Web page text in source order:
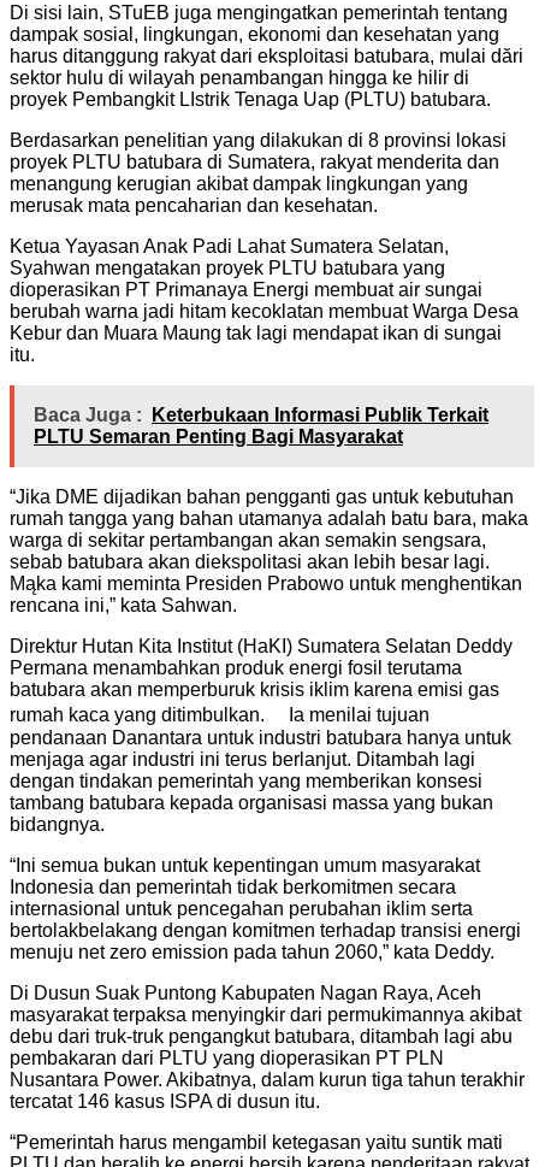
Di sisi lain, STuEB juga mengingatkan pemerintah tentang
dampak sosial, lingkungan, ekonomi dan kesehatan yang
harus ditanggung rakyat dari eksploitasi batubara, mulai dări
sektor hulu di wilayah penambangan hingga ke hilir di
proyek Pembangkit LIstrik Tenaga Uap (PLTU) batubara.
Berdasarkan penelitian yang dilakukan di 8 provinsi lokasi
proyek PLTU batubara di Sumatera, rakyat menderita dan
menangung kerugian akibat dampak lingkungan yang
merusak mata pencaharian dan kesehatan.
Ketua Yayasan Anak Padi Lahat Sumatera Selatan,
Syahwan mengatakan proyek PLTU batubara yang
dioperasikan PT Primanaya Energi membuat air sungai
berubah warna jadi hitam kecoklatan membuat Warga Desa
Kebur dan Muara Maung tak lagi mendapat ikan di sungai
itu.
Baca Juga :
Keterbukaan Informasi Publik Terkait
PLTU Semaran Penting Bagi Masyarakat
“Jika DME dijadikan bahan pengganti gas untuk kebutuhan
rumah tangga yang bahan utamanya adalah batu bara, maka
warga di sekitar pertambangan akan semakin sengsara,
sebab batubara akan diekspolitasi akan lebih besar lagi.
Mąka kami meminta Presiden Prabowo untuk menghentikan
rencana ini,” kata Sahwan.
Direktur Hutan Kita Institut (HaKI) Sumatera Selatan Deddy
Permana menambahkan produk energi fosil terutama
batubara akan memperburuk krisis iklim karena emisi gas
rumah kaca yang ditimbulkan. Ia menilai tujuan
pendanaan Danantara untuk industri batubara hanya untuk
menjaga agar industri ini terus berlanjut. Ditambah lagi
dengan tindakan pemerintah yang memberikan konsesi
tambang batubara kepada organisasi massa yang bukan
bidangnya.
“Ini semua bukan untuk kepentingan umum masyarakat
Indonesia dan pemerintah tidak berkomitmen secara
internasional untuk pencegahan perubahan iklim serta
bertolakbelakang dengan komitmen terhadap transisi energi
menuju net zero emission pada tahun 2060,” kata Deddy.
Di Dusun Suak Puntong Kabupaten Nagan Raya, Aceh
masyarakat terpaksa menyingkir dari permukimannya akibat
debu dari truk-truk pengangkut batubara, ditambah lagi abu
pembakaran dari PLTU yang dioperasikan PT PLN
Nusantara Power. Akibatnya, dalam kurun tiga tahun terakhir
tercatat 146 kasus ISPA di dusun itu.
“Pemerintah harus mengambil ketegasan yaitu suntik mati